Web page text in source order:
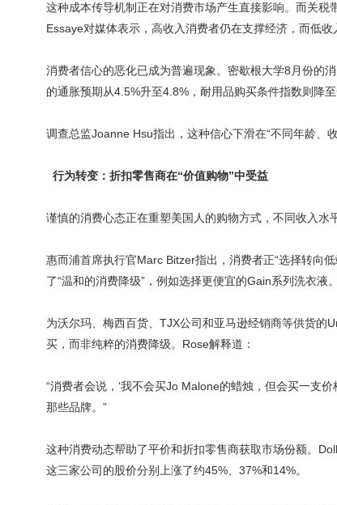
这种成本传导机制正在对消费市场产生直接影响。而关税
Essaye对媒体表示，高收入消费者仍在支撑经济，而低
消费者信心的恶化已成为普遍现象。密歇根大学8月份的
的通胀预期从4.5%升至4.8%，耐用品购买条件指数则降至
调查总监Joanne Hsu指出，这种信心下滑在“不同年龄、
行为转变：折扣零售商在“价值购物”中受益
谨慎的消费心态正在重塑美国人的购物方式，不同收入水
惠而浦首席执行官Marc Bitzer指出，消费者正“选择转向
了“温和的消费降级”，例如选择更便宜的Gain系列洗衣液。
为沃尔玛、梅西百货、TJX公司和亚马逊经销商等供货的
买，而非纯粹的消费降级。Rose解释道：
“消费者会说，‘我不会买Jo Malone的蜡烛，但会买一支
那些品牌。”
这种消费动态帮助了平价和折扣零售商获取市场份额。
这三家公司的股价分别上涨了约45%、37%和14%。